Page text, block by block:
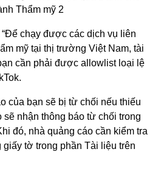
chạy được các dịch vụ liên
mỹ tại thị trường Việt Nam, tài
cần phải được allowlist loại lệ
của bạn sẽ bị từ chối nếu thiếu
nhận thông báo từ chối trong
đó, nhà quảng cáo cần kiểm tra
giấy tờ trong phần Tài liệu trên